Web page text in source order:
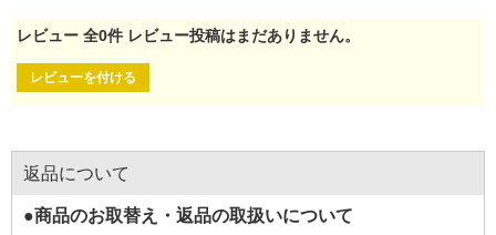
レビュー 全0件 レビュー投稿はまだありません。
レビューを付ける
返品について
●商品のお取替え・返品の取扱いについて